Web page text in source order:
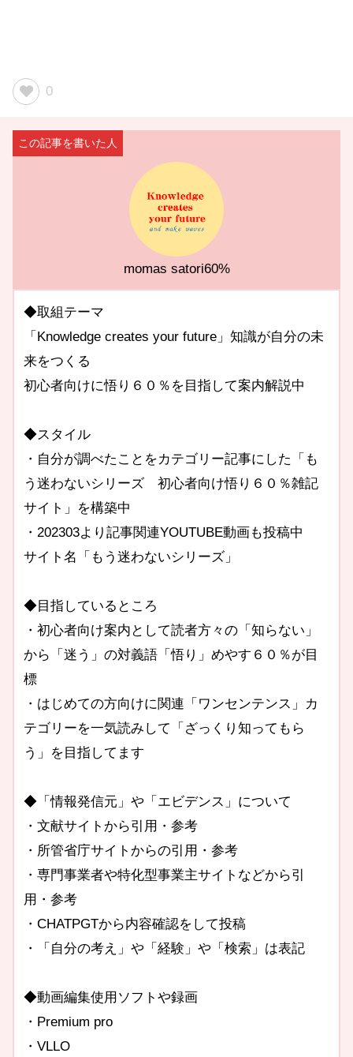
0
momas satori60%
◆取組テーマ
「Knowledge creates your future」知識が自分の未
来をつくる
初心者向けに悟り６０％を目指して案内解説中
◆スタイル
・自分が調べたことをカテゴリー記事にした「も
う迷わないシリーズ 初心者向け悟り６０％雑記
サイト」を構築中
・202303より記事関連YOUTUBE動画も投稿中
サイト名「もう迷わないシリーズ」
◆目指しているところ
・初心者向け案内として読者方々の「知らない」
から「迷う」の対義語「悟り」めやす６０％が目
標
・はじめての方向けに関連「ワンセンテンス」カ
テゴリーを一気読みして「ざっくり知ってもら
う」を目指してます
◆「情報発信元」や「エビデンス」について
・文献サイトから引用・参考
・所管省庁サイトからの引用・参考
・専門事業者や特化型事業主サイトなどから引
用・参考
・CHATPGTから内容確認をして投稿
・「自分の考え」や「経験」や「検索」は表記
◆動画編集使用ソフトや録画
・Premium pro
・VLLO